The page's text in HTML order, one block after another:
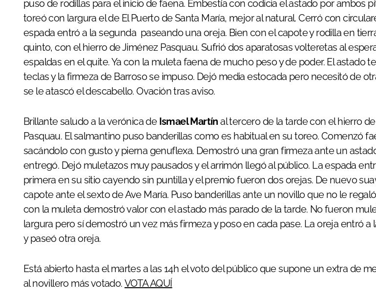
puso de rodillas para el inicio de faena. Embestía con codicia el astado por ambos
toreó con largura el de El Puerto de Santa María, mejor al natural. Cerró con
espada entró a la segunda paseando una oreja. Bien con el capote y rodilla en
quinto, con el hierro de Jiménez Pasquau. Sufrió dos aparatosas volteretas al
espaldas en el quite. Ya con la muleta faena de mucho peso y de poder. El astado
teclas y la firmeza de Barroso se impuso. Dejó media estocada pero necesitó de
se le atascó el descabello. Ovación tras aviso.
Brillante saludo a la verónica de Ismael Martín al tercero de la tarde con el hierro
Pasquau. El salmantino puso banderillas como es habitual en su toreo. Comenzó
sacándolo con gusto y pierna genuflexa. Demostró una gran firmeza ante un
entregó. Dejó muletazos muy pausados y el arrimón llegó al público. La espada
primera en su sitio cayendo sin puntilla y el premio fueron dos orejas. De nuevo
capote ante el sexto de Ave María. Puso banderillas ante un novillo que no le regaló
con la muleta demostró valor con el astado más parado de la tarde. No fueron
largura pero sí demostró un vez más firmeza y poso en cada pase. La oreja entró a
y paseó otra oreja.
Está abierto hasta el martes a las 14h el voto del público que supone un extra de
al novillero más votado. VOTA AQUÍ